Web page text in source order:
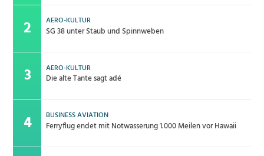
AERO-KULTUR
SG 38 unter Staub und Spinnweben
AERO-KULTUR
Die alte Tante sagt adé
BUSINESS AVIATION
Ferryflug endet mit Notwasserung 1.000 Meilen vor Hawaii